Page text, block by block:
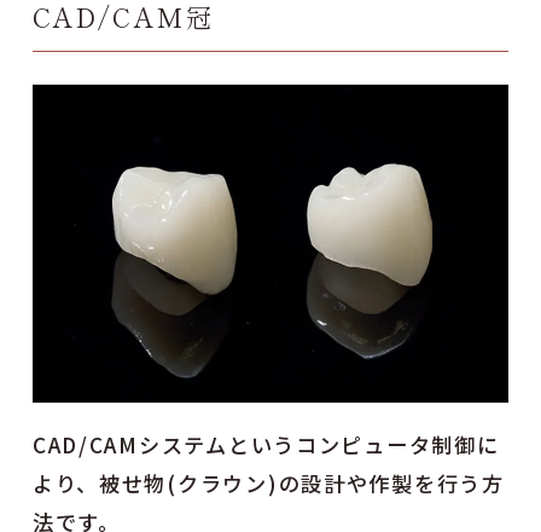
CAD/CAM冠
CAD/CAMシステムというコンピュータ制御に
より、被せ物(クラウン)の設計や作製を行う方
法です。